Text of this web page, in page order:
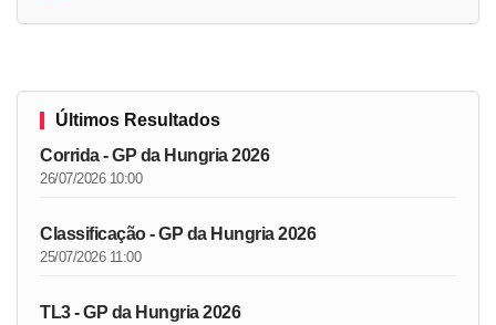
Últimos Resultados
Corrida - GP da Hungria 2026
26/07/2026 10:00
Classificação - GP da Hungria 2026
25/07/2026 11:00
TL3 - GP da Hungria 2026